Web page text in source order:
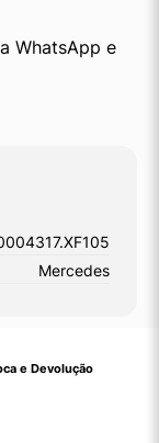
WhatsApp e
Mercedes
e Devolução